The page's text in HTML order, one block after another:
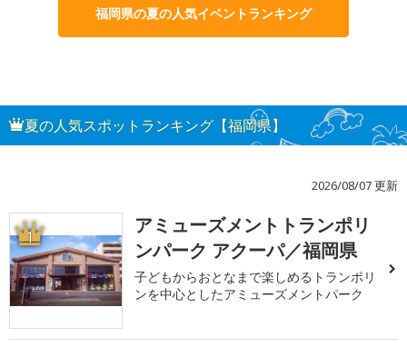
福岡県の夏の人気イベントランキング
夏の人気スポットランキング【福岡県】
2026/08/07 更新
1
アミューズメントトランポリ
ンパーク アクーパ／福岡県
子どもからおとなまで楽しめるトランポリ
ンを中心としたアミューズメントパーク